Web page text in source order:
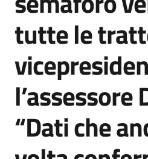
tutte le
l’assessore
“Dati che